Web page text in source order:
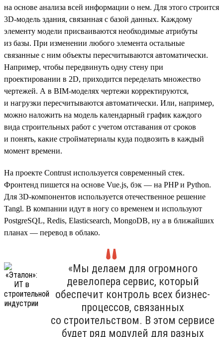
на основе анализа всей информации о нем. Для этого строится
3D-модель здания, связанная с базой данных. Каждому
элементу модели присваиваются необходимые атрибуты
из базы. При изменении любого элемента остальные
связанные с ним объекты пересчитываются автоматически.
Например, чтобы передвинуть одну стену при
проектировании в 2D, приходится переделать множество
чертежей. А в BIM-моделях чертежи корректируются,
и нагрузки пересчитываются автоматически. Или, например,
можно наложить на модель календарный график каждого
вида строительных работ с учетом отставания от сроков
и понять, какие стройматериалы куда подвозить в каждый
момент времени.
На проекте Contrust используется современный стек.
Фронтенд пишется на основе Vue.js, бэк — на PHP и Python.
Для 3D-компонентов используется отечественное решение
Tangl. В компании идут в ногу со временем и используют
PostgreSQL, Redis, Elasticsearch, MongoDB, ну а в ближайших
планах — перевод в облако.
«Мы делаем для огромного
девелопера сервис, который
обеспечит контроль всех бизнес-
процессов, связанных
со строительством. В этом сервисе
будет ряд модулей для разных